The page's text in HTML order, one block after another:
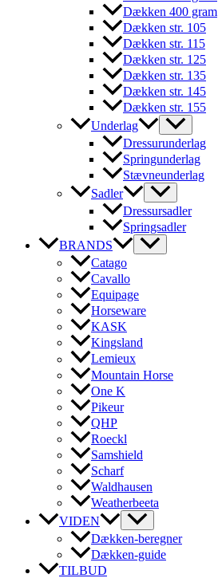
Dækken 400 gram
Dækken str. 105
Dækken str. 115
Dækken str. 125
Dækken str. 135
Dækken str. 145
Dækken str. 155
Underlag
Dressurunderlag
Springunderlag
Stævneunderlag
Sadler
Dressursadler
Springsadler
BRANDS
Catago
Cavallo
Equipage
Horseware
KASK
Kingsland
Lemieux
Mountain Horse
One K
Pikeur
QHP
Roeckl
Samshield
Scharf
Waldhausen
Weatherbeeta
VIDEN
Dækken-beregner
Dækken-guide
TILBUD